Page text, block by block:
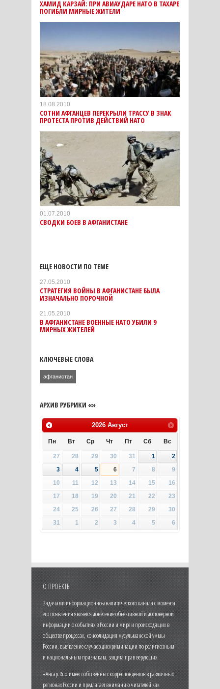
ХАМИД КАРЗАЙ: ПРИ АВИАУДАРЕ НАТО В ТАХАРЕ
ПОГИБЛИ МИРНЫЕ ЖИТЕЛИ
18.08.2010
СОТНИ АФГАНЦЕВ ПЕРЕКРЫЛИ ТРАССУ В ЗНАК
ПРОТЕСТА ПРОТИВ ДЕЙСТВИЙ НАТО
01.07.2010
СВОДКИ БОЕВ В АФГАНИСТАНЕ
ЕЩЕ НОВОСТИ ПО ТЕМЕ
27.05.2010
СТРАТЕГИЯ ВОЙНЫ В АФГАНИСТАНЕ БЫЛА
ИЗНАЧАЛЬНО ПОРОЧНОЙ
21.05.2010
В АФГАНИСТАНЕ ВОЕННЫЕ НАТО УБИЛИ 9
МИРНЫХ ЖИТЕЛЕЙ
КЛЮЧЕВЫЕ СЛОВА
афганистан
АРХИВ РУБРИКИ «»
2026 Август
Пн Вт Ср Чт Пт Сб Вс
27 28 29 30 31 1
2
3
4 5 6 7 8
9
10
11 12 13 14 15
16
17
18 19 20 21 22
23
24
25 26 27 28 29
30
31
1 2 3 4 5 6
О ПРОЕКТЕ
Задачами информационно-аналитического канала с момента
его появления является донесение объективной и достоверной
информации о событиях в России и мире и происходящих в
обществе процессах, консолидация мусульманской уммы
России, выявление случаев дискриминации по религиозным
и национальным признакам, защита прав верующих.
«Ансар.Ru» имеет собственных корреспондентов в различных
регионах России и предлагает вниманию читателей как